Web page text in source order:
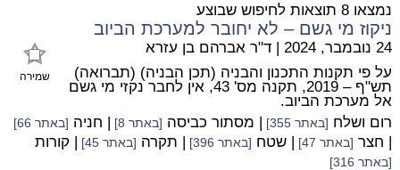
נמצאו 8 תוצאות לחיפוש שבוצע
ניקוז מי גשם – לא יחובר למערכת הביוב
שמירה
24 נובמבר, 2024 | ד"ר אברהם בן עזרא
על פי תקנות התכנון והבניה (תכן הבניה) (תברואה)
תש"ף – 2019, תקנה מס' 43, אין לחבר נקזי מי גשם
אל מערכת הביוב.
רום ושלח [באתר 355] | מסתור כביסה [באתר 8] | חניה [באתר 66]
| חצר [באתר 47] | שטח [באתר 396] | תקרה [באתר 45] | קורות
[באתר 316]